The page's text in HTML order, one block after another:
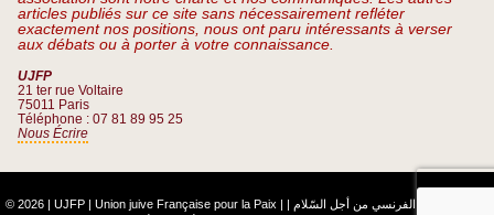
articles publiés sur ce site sans nécessairement refléter
exactement nos positions, nous ont paru intéressants à verser
aux débats ou à porter à votre connaissance.
UJFP
21 ter rue Voltaire
75011 Paris
Téléphone : 07 81 89 95 25
Nous Écrire
© 2026 | UJFP | Union juive Française pour la Paix | الاتّحاد اليهودي الفرنسي من أجل السّلام |